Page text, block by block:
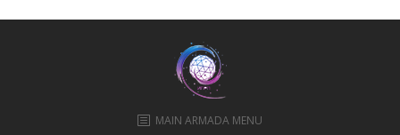
MAIN ARMADA MENU